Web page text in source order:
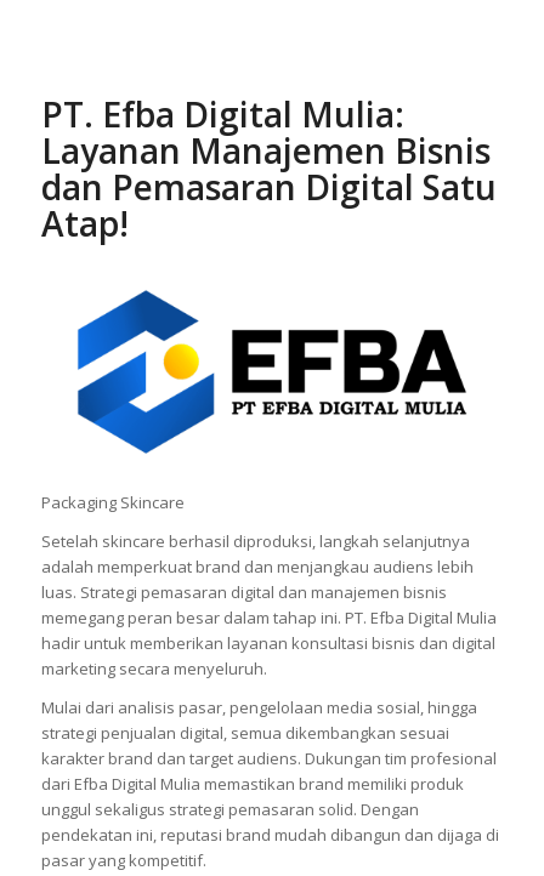
PT. Efba Digital Mulia:
Layanan Manajemen Bisnis
dan Pemasaran Digital Satu
Atap!
Packaging Skincare
Setelah skincare berhasil diproduksi, langkah selanjutnya
adalah memperkuat brand dan menjangkau audiens lebih
luas. Strategi pemasaran digital dan manajemen bisnis
memegang peran besar dalam tahap ini. PT. Efba Digital Mulia
hadir untuk memberikan layanan konsultasi bisnis dan digital
marketing secara menyeluruh.
Mulai dari analisis pasar, pengelolaan media sosial, hingga
strategi penjualan digital, semua dikembangkan sesuai
karakter brand dan target audiens. Dukungan tim profesional
dari Efba Digital Mulia memastikan brand memiliki produk
unggul sekaligus strategi pemasaran solid. Dengan
pendekatan ini, reputasi brand mudah dibangun dan dijaga di
pasar yang kompetitif.